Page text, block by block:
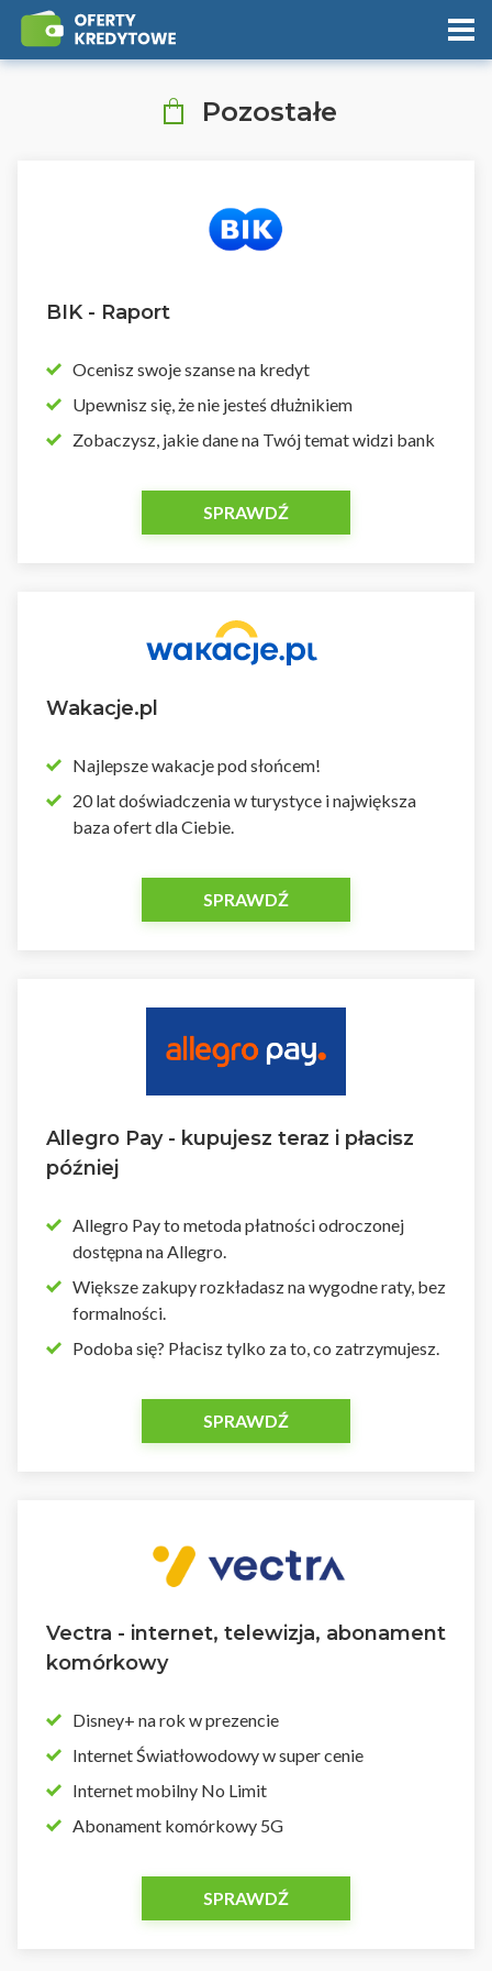
Pozostałe
BIK - Raport
Ocenisz swoje szanse na kredyt
Upewnisz się, że nie jesteś dłużnikiem
Zobaczysz, jakie dane na Twój temat widzi bank
SPRAWDŹ
Wakacje.pl
Najlepsze wakacje pod słońcem!
20 lat doświadczenia w turystyce i największa
baza ofert dla Ciebie.
SPRAWDŹ
Allegro Pay - kupujesz teraz i płacisz
później
Allegro Pay to metoda płatności odroczonej
dostępna na Allegro.
Większe zakupy rozkładasz na wygodne raty, bez
formalności.
Podoba się? Płacisz tylko za to, co zatrzymujesz.
SPRAWDŹ
Vectra - internet, telewizja, abonament
komórkowy
Disney+ na rok w prezencie
Internet Światłowodowy w super cenie
Internet mobilny No Limit
Abonament komórkowy 5G
SPRAWDŹ